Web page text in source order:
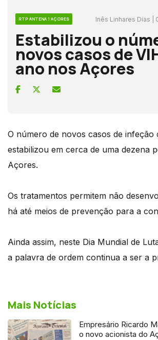
RTP ANTENA 1 AÇORES Inês Linhares Dias |
Estabilizou o
novos casos de
ano nos Açores
O número de novos casos de infeção
estabilizou em cerca de uma dezena
Açores.
Os tratamentos permitem não
há até meios de prevenção para a
Ainda assim, neste Dia Mundial de
a palavra de ordem continua a ser a
Mais Notícias
Empresário Ricardo
o novo acionista do